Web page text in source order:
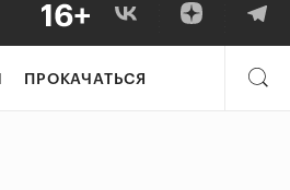
ПРОКАЧАТЬСЯ